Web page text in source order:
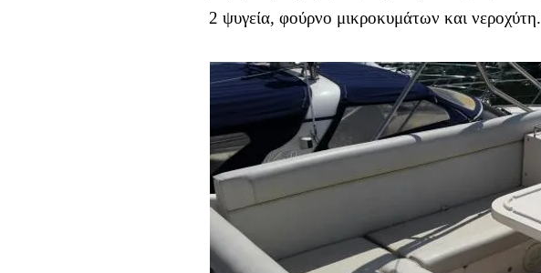
2 ψυγεία, φούρνο μικροκυμάτων και νεροχύτη.